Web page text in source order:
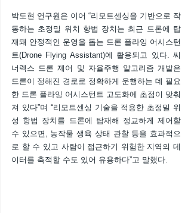
박도현 연구원은 이어 “리모트센싱을 기반으로 작
동하는 초정밀 위치 항법 장치는 최근 드론에 탑
재돼 안정적인 운영을 돕는 드론 플라잉 어시스턴
트(Drone Flying Assistant)에 활용되고 있다. 씨
너렉스 드론 제어 및 자율주행 알고리즘 개발은
드론이 정해진 경로로 정확하게 운행하는 데 필요
한 드론 플라잉 어시스턴트 고도화에 초점이 맞춰
져 있다”며 “리모트센싱 기술을 적용한 초정밀 위
성 항법 장치를 드론에 탑재해 정교하게 제어할
수 있으면, 농작물 생육 상태 관찰 등을 효과적으
로 할 수 있고 사람이 접근하기 위험한 지역의 데
이터를 축적할 수도 있어 유용하다”고 말했다.